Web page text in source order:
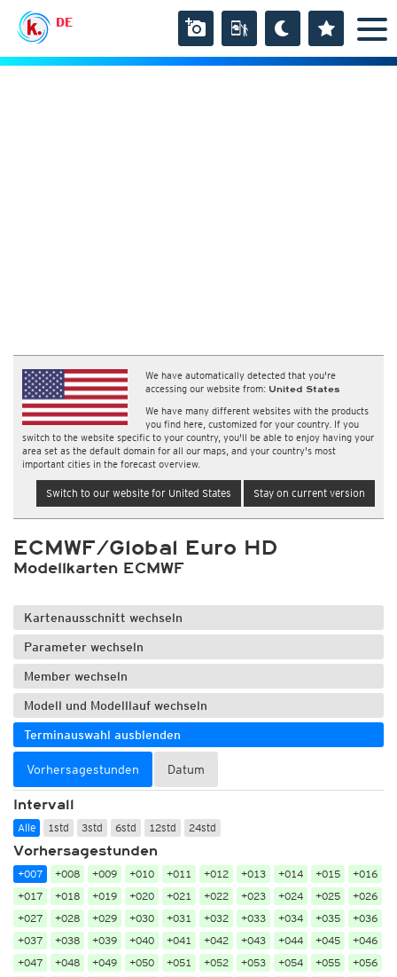
DE
We have automatically detected that you're
accessing our website from: United States
We have many different websites with the products
you find here, customized for your country. If you
switch to the website specific to your country, you'll be able to enjoy having your
area set as the default domain for all our maps, and your country's most
important cities in the forecast overview.
Switch to our website for United States Stay on current version
ECMWF/Global Euro HD
Modellkarten ECMWF
Kartenausschnitt wechseln
Parameter wechseln
Member wechseln
Modell und Modelllauf wechseln
Terminauswahl ausblenden
Vorhersagestunden Datum
Intervall
Alle 1std 3std 6std 12std 24std
Vorhersagestunden
+007 +008 +009 +010 +011 +012 +013 +014 +015
+016
+017
+018 +019 +020 +021 +022 +023 +024 +025
+026
+027
+028 +029 +030 +031 +032 +033 +034 +035
+036
+037
+038 +039 +040 +041 +042 +043 +044 +045
+046
+047
+048 +049 +050 +051 +052 +053 +054 +055
+056